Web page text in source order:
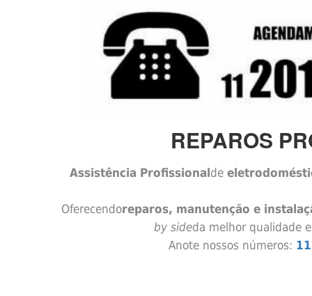
REPAROS
Assistência Profissional de
Oferecendoreparos, manutenção e
by sideda melhor qualidade
Anote nossos números: